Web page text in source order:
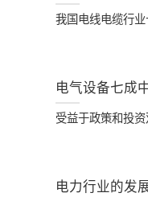
我国电线电缆行
电气设备七成
受益于政策和投
电力行业的发